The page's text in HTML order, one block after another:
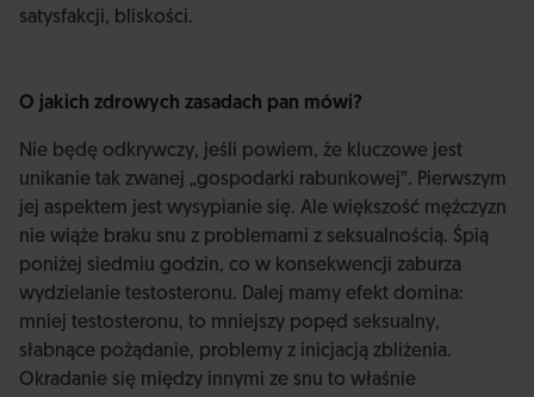
satysfakcji, bliskości.
O jakich zdrowych zasadach pan mówi?
Nie będę odkrywczy, jeśli powiem, że kluczowe jest
unikanie tak zwanej „gospodarki rabunkowej”. Pierwszym
jej aspektem jest wysypianie się. Ale większość mężczyzn
nie wiąże braku snu z problemami z seksualnością. Śpią
poniżej siedmiu godzin, co w konsekwencji zaburza
wydzielanie testosteronu. Dalej mamy efekt domina:
mniej testosteronu, to mniejszy popęd seksualny,
słabnące pożądanie, problemy z inicjacją zbliżenia.
Okradanie się między innymi ze snu to właśnie